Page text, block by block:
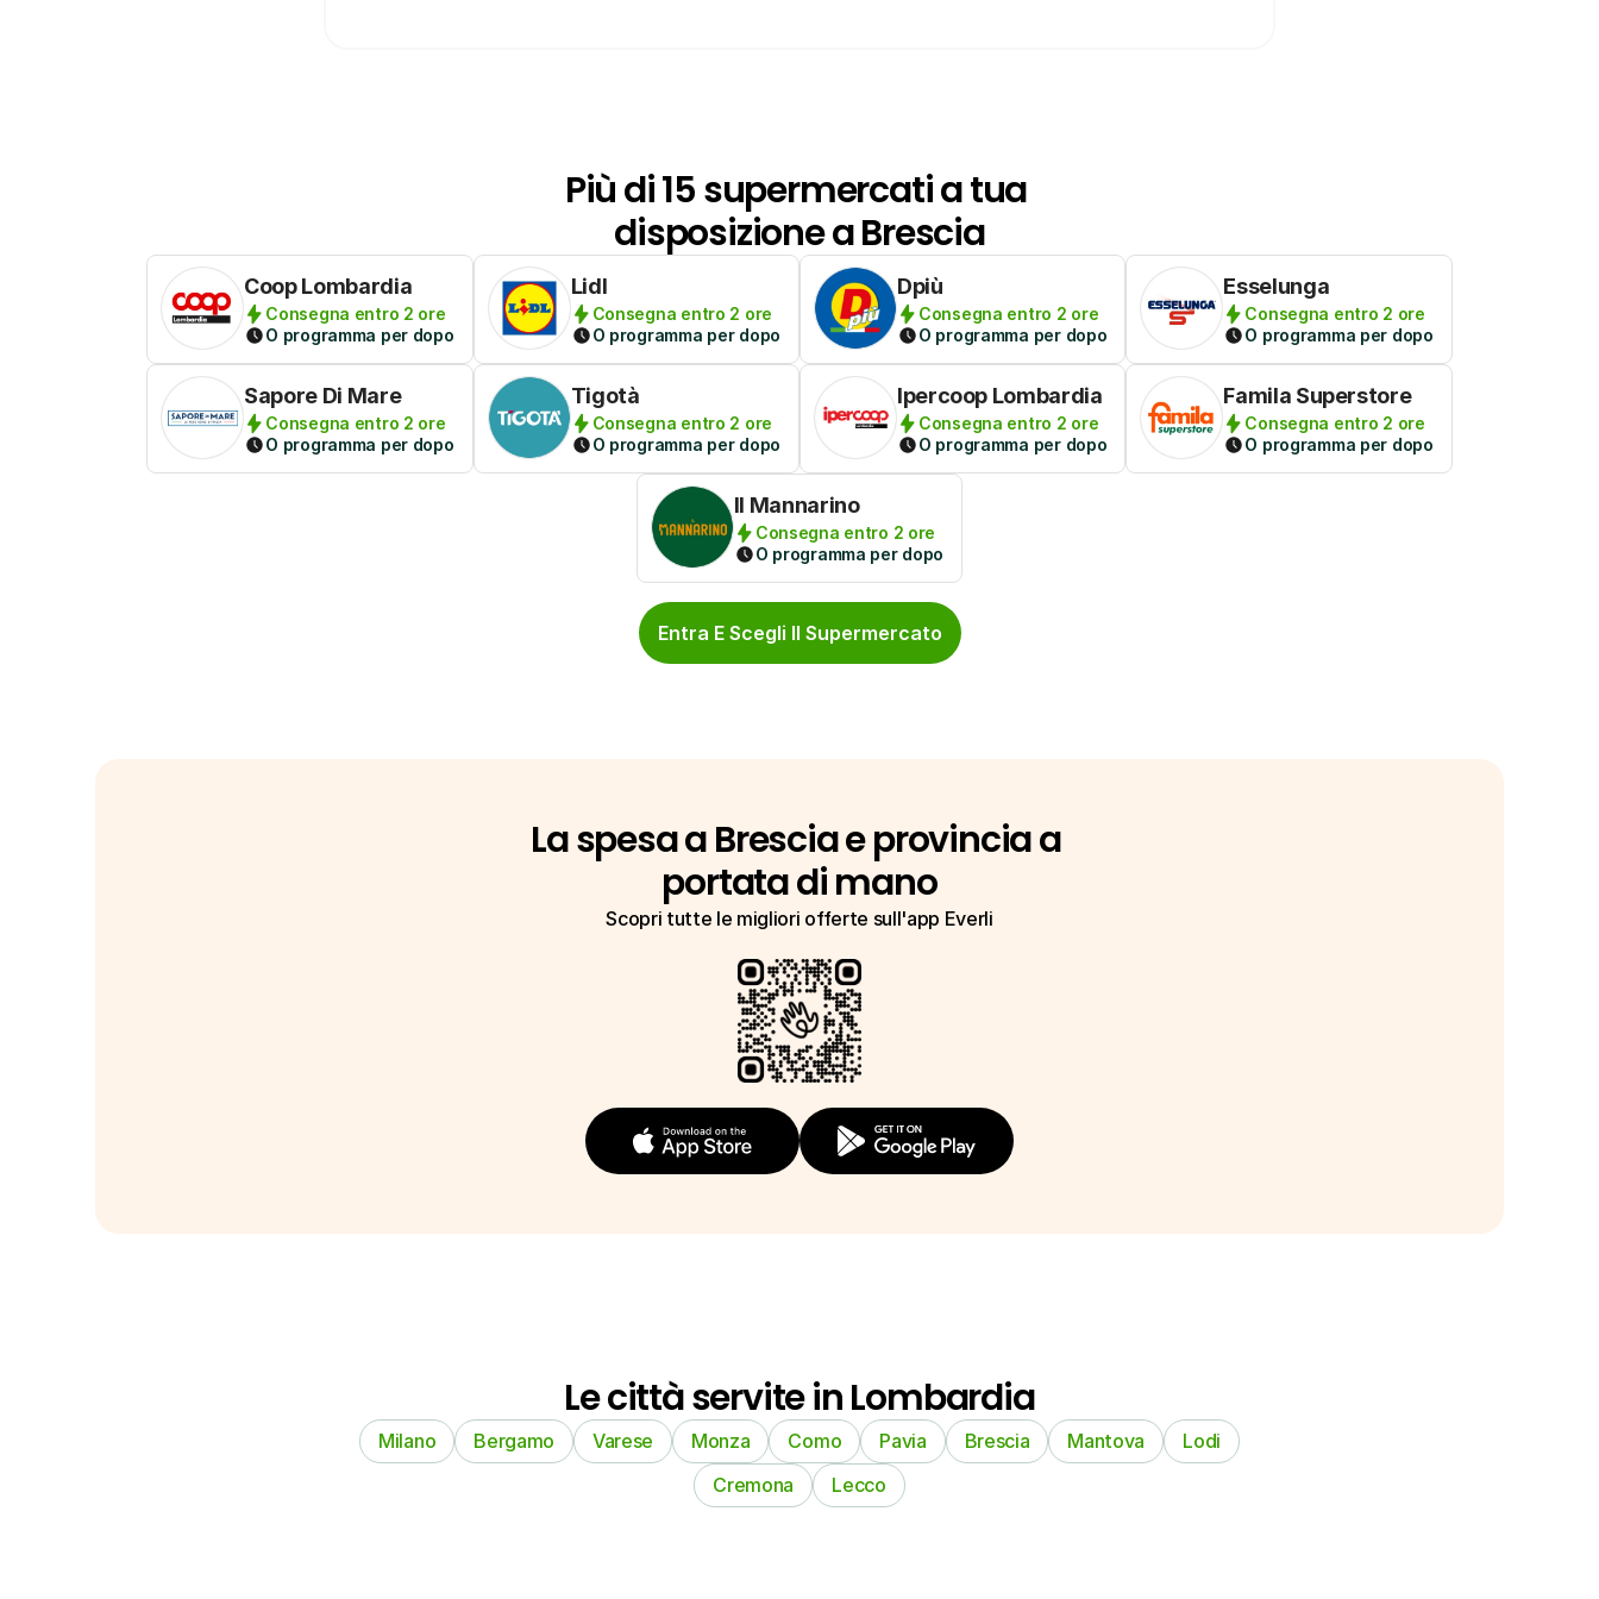
Più di 15 supermercati a tua
disposizione a Brescia
Coop Lombardia
Consegna entro 2 ore
O programma per dopo
Lidl
Consegna entro 2 ore
O programma per dopo
Dpiù
Consegna entro 2 ore
O programma per dopo
Esselunga
Consegna entro 2 ore
O programma per dopo
Sapore Di Mare
Consegna entro 2 ore
O programma per dopo
Tigotà
Consegna entro 2 ore
O programma per dopo
Ipercoop Lombardia
Consegna entro 2 ore
O programma per dopo
Famila Superstore
Consegna entro 2 ore
O programma per dopo
Il Mannarino
Consegna entro 2 ore
O programma per dopo
Entra E Scegli Il Supermercato
La spesa a Brescia e provincia a
portata di mano
Scopri tutte le migliori offerte sull'app Everli
Le città servite in Lombardia
Milano Bergamo Varese Monza Como Pavia Brescia Mantova
Lodi
Cremona
Lecco